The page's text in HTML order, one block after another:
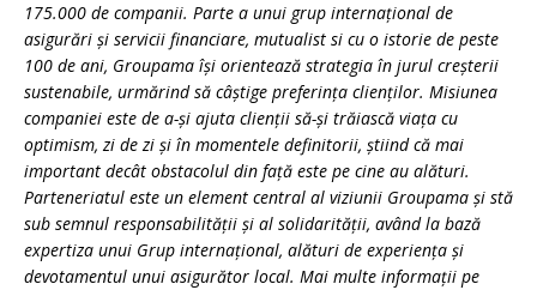
175.000 de companii. Parte a unui grup internaţional de
asigurări şi servicii financiare, mutualist si cu o istorie de peste
100 de ani, Groupama își orientează strategia în jurul creșterii
sustenabile, urmărind să câștige preferința clienților. Misiunea
companiei este de a-și ajuta clienții să-și trăiască viața cu
optimism, zi de zi și în momentele definitorii, știind că mai
important decât obstacolul din față este pe cine au alături.
Parteneriatul este un element central al viziunii Groupama și stă
sub semnul responsabilității și al solidarității, având la bază
expertiza unui Grup internațional, alături de experiența și
devotamentul unui asigurător local. Mai multe informații pe